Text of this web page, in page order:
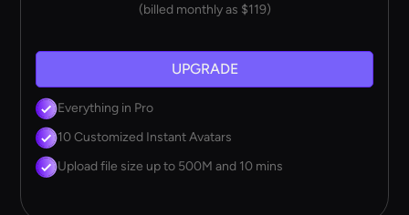
(billed monthly as $119)
UPGRADE
Everything in Pro
10 Customized Instant Avatars
Upload file size up to 500M and 10 mins